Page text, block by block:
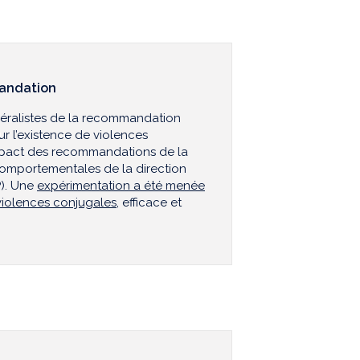
de la recommandation
l’existence de violences
des recommandations de la
de la direction
Une expérimentation a été menée
conjugales, efficace et